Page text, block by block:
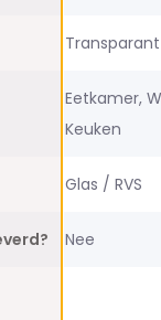
Transparant
Eetkamer,
Keuken
Glas / RVS
Nee